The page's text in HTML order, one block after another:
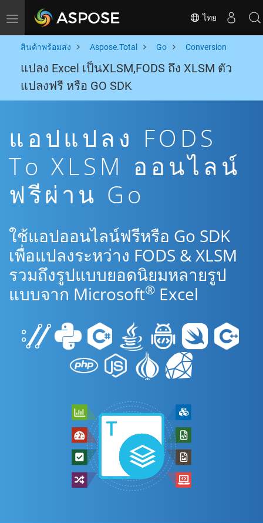
Toggle navigation ไทย
สินค้าพร้อมส่ง Aspose.Total Go Conversion
แปลง Excel เป็นXLSM,FODS ถึง XLSM ตัว
แปลงฟรี หรือ GO SDK
แอปแปลง FODS
To XLSM ออนไลน์
ฟรีผ่าน Go
ใช้แอปออนไลน์ฟรีหรือ Go SDK
เพื่อแปลงระหว่าง FODS & XLSM
รวมถึงรูปแบบยอดนิยมหลายรูป
แบบจาก Microsoft® Excel